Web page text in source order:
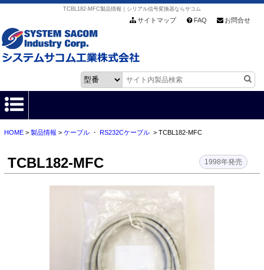
TCBL182-MFC製品情報｜シリアル信号変換器ならサコム
サイトマップ FAQ お問合せ
HOME
各種ダウンロード
お客様サポート
会社情報
HOME> 製品情報 > ケーブル・ RS232Cケーブル> TCBL182-MFC
TCBL182-MFC 1998年発売